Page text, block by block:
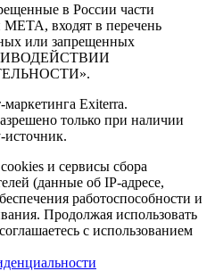
в России части
META, входят в перечень
или запрещенных
маркетинга Exiterra.
только при наличии
источник.
и сервисы сбора
(данные об IP-адресе,
работоспособности и
Продолжая использовать
с использованием